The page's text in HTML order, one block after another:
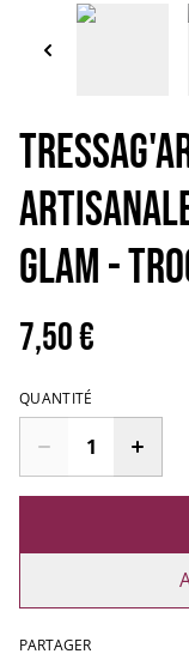
GLAM -
7,50 €
QUANTITÉ
PARTAGER